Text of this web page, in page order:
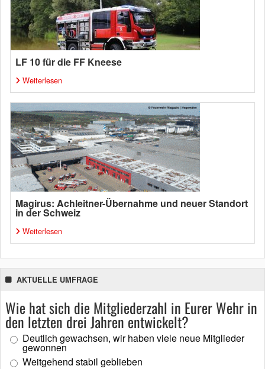
LF 10 für die FF Kneese
Weiterlesen
Magirus: Achleitner-Übernahme und neuer Standort
in der Schweiz
Weiterlesen
AKTUELLE UMFRAGE
Wie hat sich die Mitgliederzahl in Eurer Wehr in
den letzten drei Jahren entwickelt?
Deutlich gewachsen, wir haben viele neue Mitglieder
gewonnen
Weitgehend stabil geblieben